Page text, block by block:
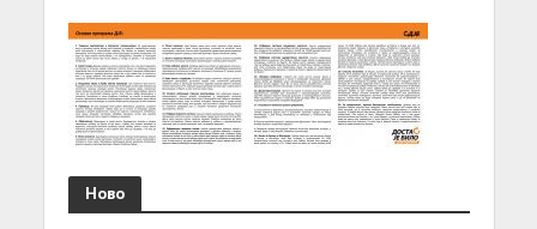
Ново